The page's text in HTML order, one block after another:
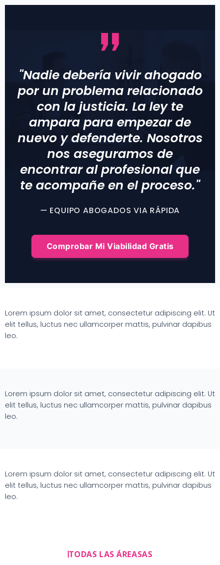
"Nadie debería vivir ahogado
por un problema relacionado
con la justicia. La ley te
ampara para empezar de
nuevo y defenderte. Nosotros
nos aseguramos de
encontrar al profesional que
te acompañe en el proceso."
— EQUIPO ABOGADOS VIA RÁPIDA
Comprobar Mi Viabilidad Gratis
Lorem ipsum dolor sit amet, consectetur adipiscing elit. Ut
elit tellus, luctus nec ullamcorper mattis, pulvinar dapibus
leo.
Lorem ipsum dolor sit amet, consectetur adipiscing elit. Ut
elit tellus, luctus nec ullamcorper mattis, pulvinar dapibus
leo.
Lorem ipsum dolor sit amet, consectetur adipiscing elit. Ut
elit tellus, luctus nec ullamcorper mattis, pulvinar dapibus
leo.
TODAS LAS ÁREASAS